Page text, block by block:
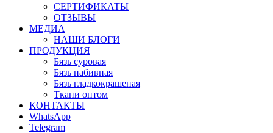
СЕРТИФИКАТЫ
ОТЗЫВЫ
МЕДИА
НАШИ БЛОГИ
ПРОДУКЦИЯ
Бязь суровая
Бязь набивная
Бязь гладкокрашеная
Ткани оптом
КОНТАКТЫ
WhatsApp
Telegram